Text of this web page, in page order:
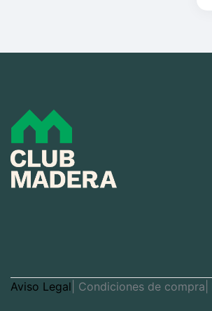
Aviso Legal | Condiciones de compra|